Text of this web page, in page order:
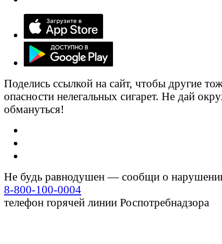
Поделись ссылкой на сайт, чтобы другие
опасности нелегальных сигарет. Не дай
обмануться!
Не будь равнодушен — сообщи о
8-800-100-0004
телефон горячей линии Роспотребнадзора